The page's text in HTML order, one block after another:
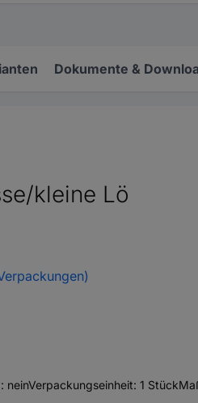
Dokumente &
kleine Lö
1